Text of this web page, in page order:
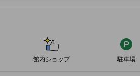
館内ショップ 駐車場